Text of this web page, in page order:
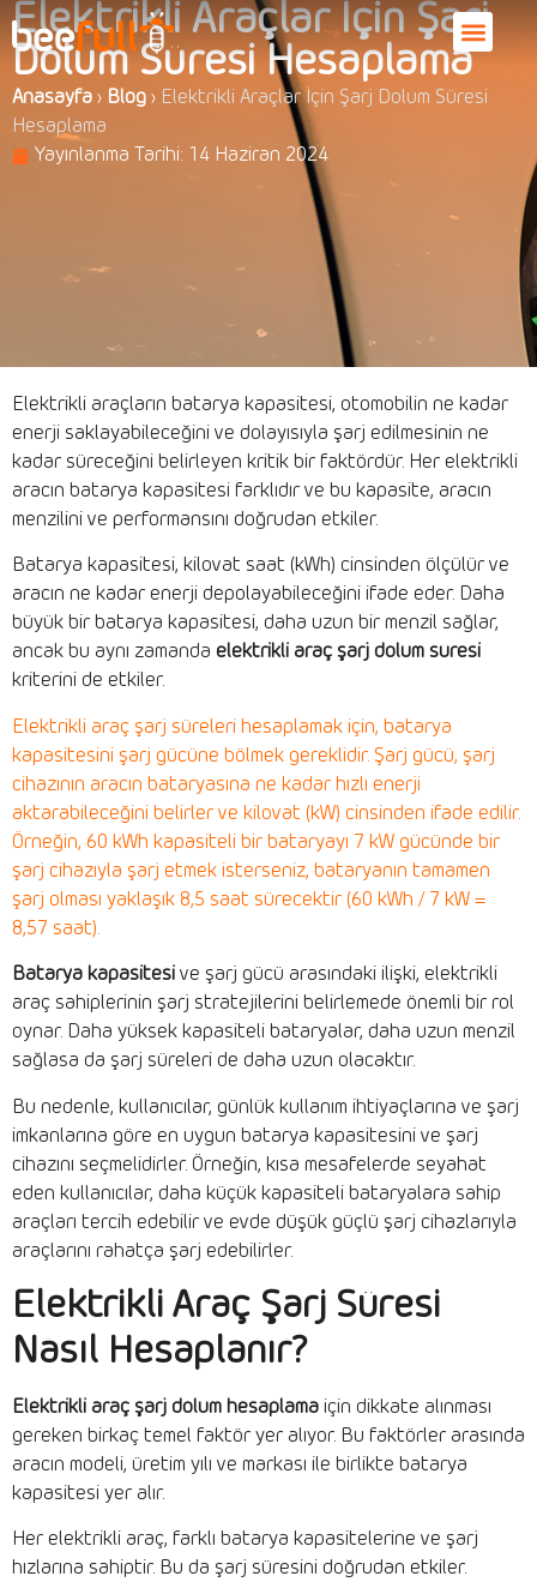
Elektrikli Araçlar İçin Şarj
Dolum Süresi Hesaplama
Anasayfa › Blog › Elektrikli Araçlar İçin Şarj Dolum Süresi
Hesaplama
Yayınlanma Tarihi: 14 Haziran 2024
Elektrikli araçların batarya kapasitesi, otomobilin ne kadar
enerji saklayabileceğini ve dolayısıyla şarj edilmesinin ne
kadar süreceğini belirleyen kritik bir faktördür. Her elektrikli
aracın batarya kapasitesi farklıdır ve bu kapasite, aracın
menzilini ve performansını doğrudan etkiler.
Batarya kapasitesi, kilovat saat (kWh) cinsinden ölçülür ve
aracın ne kadar enerji depolayabileceğini ifade eder. Daha
büyük bir batarya kapasitesi, daha uzun bir menzil sağlar,
ancak bu aynı zamanda elektrikli araç şarj dolum süresi
kriterini de etkiler.
Elektrikli araç şarj süreleri hesaplamak için, batarya
kapasitesini şarj gücüne bölmek gereklidir. Şarj gücü, şarj
cihazının aracın bataryasına ne kadar hızlı enerji
aktarabileceğini belirler ve kilovat (kW) cinsinden ifade edilir.
Örneğin, 60 kWh kapasiteli bir bataryayı 7 kW gücünde bir
şarj cihazıyla şarj etmek isterseniz, bataryanın tamamen
şarj olması yaklaşık 8,5 saat sürecektir (60 kWh / 7 kW =
8,57 saat).
Batarya kapasitesi ve şarj gücü arasındaki ilişki, elektrikli
araç sahiplerinin şarj stratejilerini belirlemede önemli bir rol
oynar. Daha yüksek kapasiteli bataryalar, daha uzun menzil
sağlasa da şarj süreleri de daha uzun olacaktır.
Bu nedenle, kullanıcılar, günlük kullanım ihtiyaçlarına ve şarj
imkanlarına göre en uygun batarya kapasitesini ve şarj
cihazını seçmelidirler. Örneğin, kısa mesafelerde seyahat
eden kullanıcılar, daha küçük kapasiteli bataryalara sahip
araçları tercih edebilir ve evde düşük güçlü şarj cihazlarıyla
araçlarını rahatça şarj edebilirler.
Elektrikli Araç Şarj Süresi
Nasıl Hesaplanır?
Elektrikli araç şarj dolum hesaplama için dikkate alınması
gereken birkaç temel faktör yer alıyor. Bu faktörler arasında
aracın modeli, üretim yılı ve markası ile birlikte batarya
kapasitesi yer alır.
Her elektrikli araç, farklı batarya kapasitelerine ve şarj
hızlarına sahiptir. Bu da şarj süresini doğrudan etkiler.